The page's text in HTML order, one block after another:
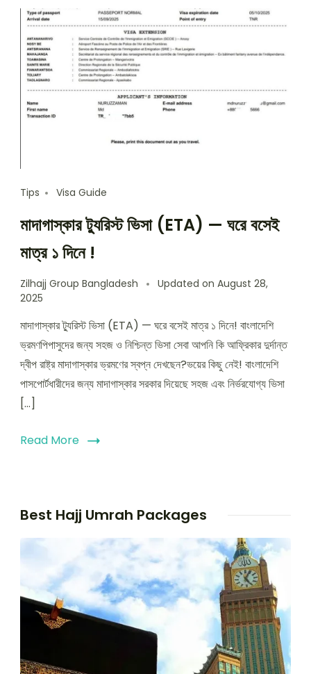
Tips Visa Guide
মাদাগাস্কার ট্যুরিস্ট ভিসা (ETA) — ঘরে বসেই
মাত্র ১ দিনে !
Zilhajj Group Bangladesh Updated on August 28,
2025
মাদাগাস্কার ট্যুরিস্ট ভিসা (ETA) — ঘরে বসেই মাত্র ১ দিনে! বাংলাদেশি
ভ্রমণপিপাসুদের জন্য সহজ ও নিশ্চিন্ত ভিসা সেবা আপনি কি আফ্রিকার দুর্দান্ত
দ্বীপ রাষ্ট্র মাদাগাস্কার ভ্রমণের স্বপ্ন দেখছেন?ভয়ের কিছু নেই! বাংলাদেশি
পাসপোর্টধারীদের জন্য মাদাগাস্কার সরকার দিয়েছে সহজ এবং নির্ভরযোগ্য ভিসা
[…]
Read More
Best Hajj Umrah Packages